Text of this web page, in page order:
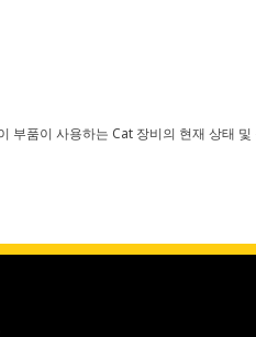
품이 사용하는 Cat 장비의 현재 상태